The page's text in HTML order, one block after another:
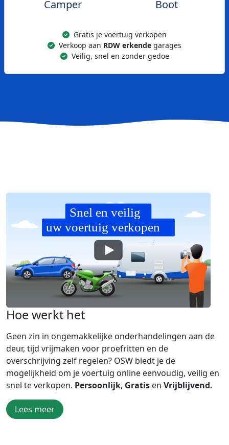
Camper Boot
Gratis je voertuig verkopen
Verkoop aan RDW erkende garages
Veilig, snel en zonder gedoe
Hoe werkt het
Geen zin in ongemakkelijke onderhandelingen aan de
deur, tijd vrijmaken voor proefritten en de
overschrijving zelf regelen? OSW biedt je de
mogelijkheid om je voertuig online eenvoudig, veilig en
snel te verkopen. Persoonlijk, Gratis en Vrijblijvend.
Lees meer